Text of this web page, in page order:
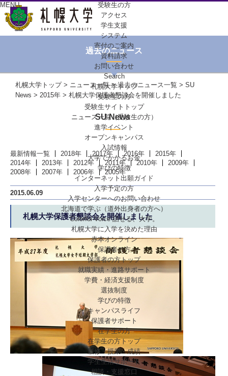
MENU
受験生の方
アクセス
学生支援
システム
寄付のご案内
資料請求
お問い合わせ
Search
札幌大学トップ
受験生の方
受験生サイトトップ
ニュース一覧（受験生の方）
進学イベント
オープンキャンパス
入試情報
大学でかかるお金
学びの特徴
インターネット出願ガイド
入学予定の方
入学センターへのお問い合わせ
北海道で学ぶ （道外出身者の方へ）
Colorful-Voice話せる、大学。
札幌大学に入学を決めた理由
赤本オンライン
保護者の方
保護者の方トップ
就職実績・進路サポート
学費・経済支援制度
選抜制度
学びの特徴
キャンパスライフ
保護者サポート
在学生の方
在学生の方トップ
履修・授業・成績
学生生活サポート
相談・支援窓口
過去のニュース
札幌大学トップ> ニュース一覧>過去のニュース一覧 > SU
News > 2015年 > 札幌大学保護者懇談会を開催しました
SU News
最新情報一覧 2018年 2017年 2016年
2015年
2014年
2013年 2012年 2011年 2010年
2009年
2008年
2007年 2006年 2005年
2015.06.09
札幌大学保護者懇談会を開催しました